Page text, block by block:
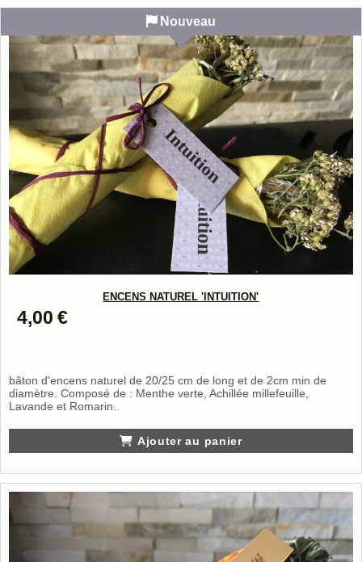
Nouveau
ENCENS NATUREL 'INTUITION'
4,00 €
bâton d'encens naturel de 20/25 cm de long et de 2cm min de
diamètre. Composé de : Menthe verte, Achillée millefeuille,
Lavande et Romarin..
Ajouter au panier